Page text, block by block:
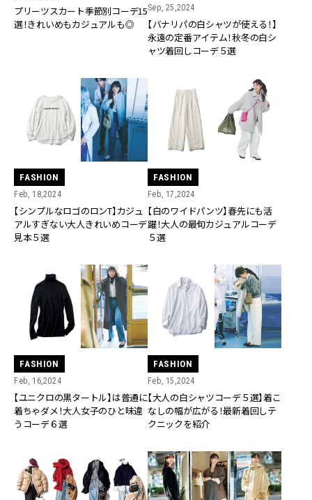
プリーツスカート季節別コーデ15
選！きれいめもカジュアルも◎
Sep, 25,2024
【バナリパの白シャツが使える！】
永遠の定番アイテム！秋冬の白シ
ャツ着回しコーデ５選
FASHION
Feb, 18,2024
【シンプルなロゴのロンT】カジュ
アルすぎない大人きれいめコーデ
見本５選
FASHION
Feb, 17,2024
【白のワイドパンツ】春先にも活
躍！大人の最旬カジュアルコーデ
５選
FASHION
Feb, 16,2024
【ユニクロの黒タートル】は普通に
着ちゃダメ！大人女子のひと味違
うコーデ６選
FASHION
Feb, 15,2024
【大人の白シャツコーデ５選】着こ
なしの幅が広がる！最新着回しテ
クニックを紹介